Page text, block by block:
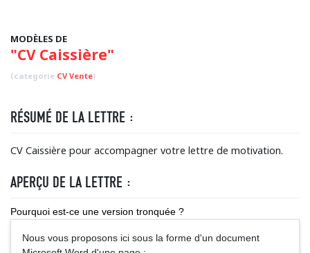
MODÈLES DE
"CV Caissière"
(categorie CV Vente)
RÉSUMÉ DE LA LETTRE :
CV Caissière pour accompagner votre lettre de motivation.
APERÇU DE LA LETTRE :
Pourquoi est-ce une version tronquée ?
Nous vous proposons ici sous la forme d'un document